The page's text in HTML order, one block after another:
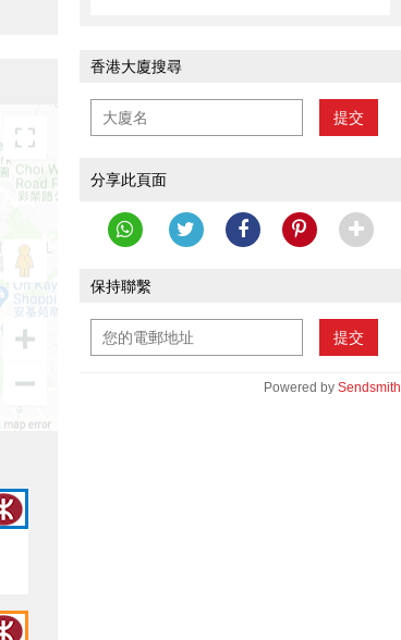
香港大廈搜尋
提交
分享此頁面
保持聯繫
提交
Powered by Sendsmith